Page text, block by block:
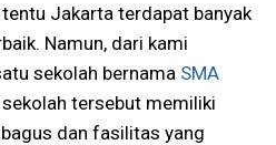
Jakarta terdapat banyak
Namun, dari kami
sekolah bernama SMA
tersebut memiliki
dan fasilitas yang